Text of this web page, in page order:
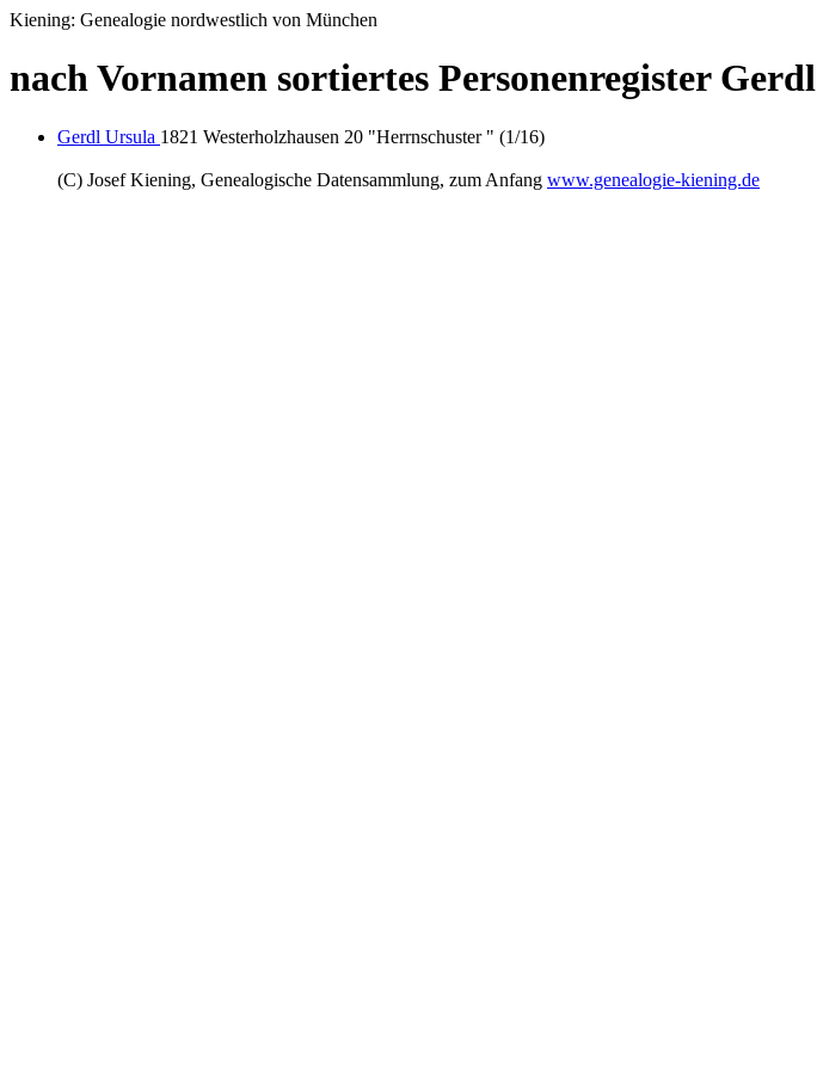
Kiening: Genealogie nordwestlich von München
nach Vornamen sortiertes Personenregister Gerdl
Gerdl Ursula 1821 Westerholzhausen 20 "Herrnschuster " (1/16)
(C) Josef Kiening, Genealogische Datensammlung, zum Anfang www.genealogie-kiening.de